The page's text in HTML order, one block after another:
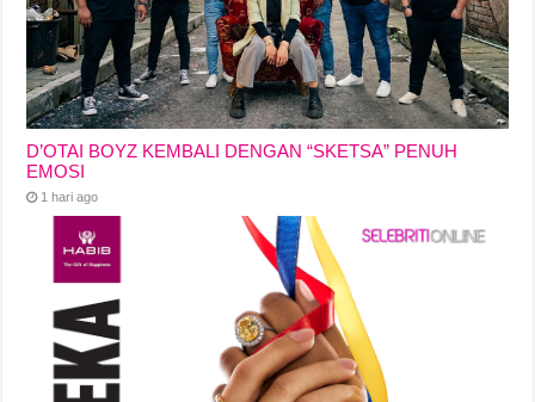
D’OTAI BOYZ KEMBALI DENGAN “SKETSA” PENUH
EMOSI
1 hari ago